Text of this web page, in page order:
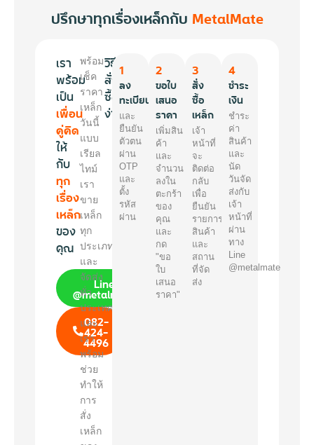
ปรึกษาทุกเรื่องเหล็กกับ MetalMate
เรา
พร้อม
เป็น
เพื่อน
คู่คิด
ให้
กับ
ทุก
เรื่อง
เหล็ก
ของ
คุณ
Line
@metalmate
082-
424-
4496
พร้อม
เช็ค
ราคา
เหล็ก
วันนี้
แบบ
เรียล
ไทม์
เรา
ขาย
เหล็ก
ทุก
ประเภท
และ
จัดส่ง
ทั่ว
ประเทศ
และ
เรา
พร้อม
ช่วย
ทำให้
การ
สั่ง
เหล็ก
วิธี
สั่ง
ซื้อ
ง่ายๆ
1
ลง
ทะเบียน
และ
ยืนยัน
ตัวตน
ผ่าน
OTP
และ
ตั้ง
รหัส
ผ่าน
2
ขอใบ
เสนอ
ราคา
เพิ่มสิน
ค้า
และ
จำนวน
ลงใน
ตะกร้า
ของ
คุณ
และ
กด
"ขอ
ใบ
เสนอ
ราคา"
3
สั่ง
ซื้อ
เหล็ก
เจ้า
หน้าที่
จะ
ติดต่อ
กลับ
เพื่อ
ยืนยัน
รายการ
สินค้า
และ
สถาน
ที่จัด
ส่ง
4
ชำระ
เงิน
ชำระ
ค่า
สินค้า
และ
นัด
วันจัด
ส่งกับ
เจ้า
หน้าที่
ผ่าน
ทาง
Line
@metalmate